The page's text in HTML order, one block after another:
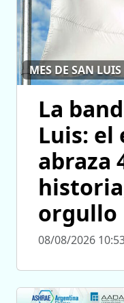
MES DE SAN LUIS
La
Luis: el
abraza
orgullo
08/08/2026